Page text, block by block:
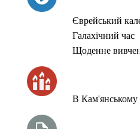
Єврейський
Галахічний час
Щоденне
В Кам'янському